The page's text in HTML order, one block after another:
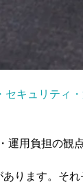
キュリティ
用負担の
ります。そ